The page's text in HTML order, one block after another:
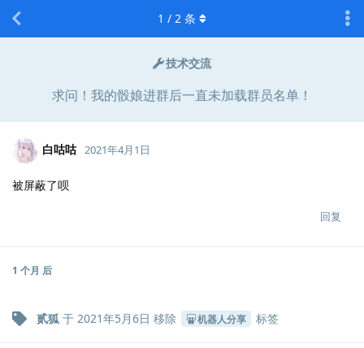
技术交流
求问！我的骰娘进群后一直未加载群员名单！
1 / 2 条
白咕咕 2021年4月1日
被屏蔽了呗
回复
1 个月 后
贰狐 于 2021年5月6日 移除 机器人分享 标签